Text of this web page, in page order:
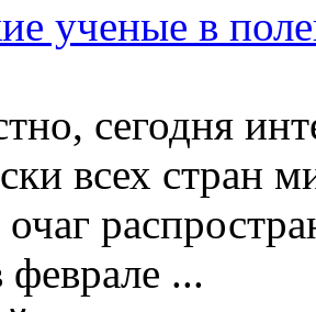
ученые в
сегодня
всех стран
феврале ...